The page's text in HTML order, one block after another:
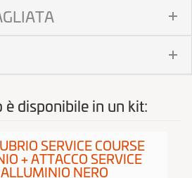
disponibile in un kit:
SERVICE COURSE
+ ATTACCO SERVICE
NERO